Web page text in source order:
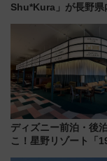
Shu*Kura」が長野県
ディズニー前泊・後
こ！星野リゾート「